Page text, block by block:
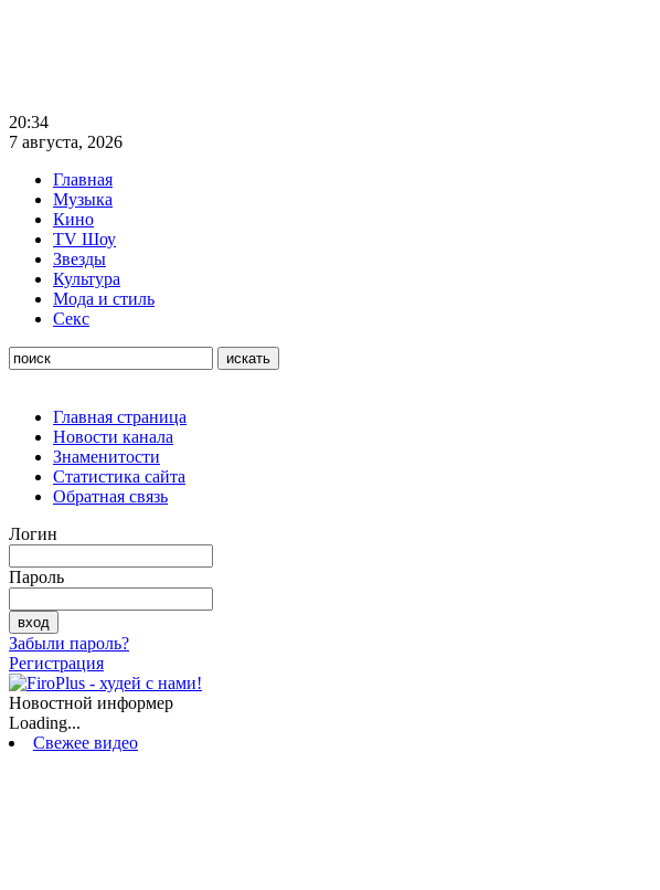
20:34
7 августа, 2026
Главная
Музыка
Кино
TV Шоу
Звезды
Культура
Мода и стиль
Секс
Главная страница
Новости канала
Знаменитости
Статистика сайта
Обратная связь
Логин
Пароль
Забыли пароль?
Регистрация
Новостной информер
Loading...
Свежее видео